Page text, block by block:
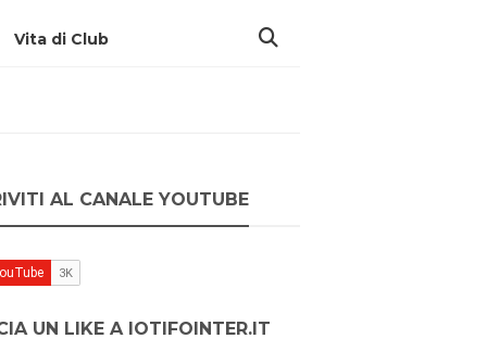
Vita di Club
AL CANALE YOUTUBE
UN LIKE A IOTIFOINTER.IT